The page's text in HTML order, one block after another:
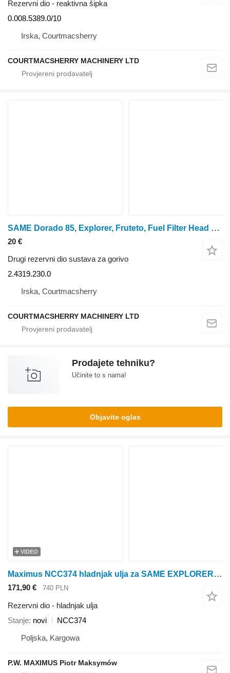
Rezervni dio - reaktivna šipka
0.008.5389.0/10
Irska, Courtmacsherry
COURTMACSHERRY MACHINERY LTD
SAME Dorado 85, Explorer, Fruteto, Fuel Filter Head 2.4319.230.0 za Dorado 85 traktora na kotačima
20 €
Drugi rezervni dio sustava za gorivo
2.4319.230.0
Irska, Courtmacsherry
COURTMACSHERRY MACHINERY LTD
Prodajete tehniku?
Učinite to s nama!
Objavite oglas
VIDEO
Maximus NCC374 hladnjak ulja za SAME EXPLORER traktora na kotačima
171,90 € 740 PLN
Rezervni dio - hladnjak ulja
Stanje novi
NCC374
Poljska, Kargowa
P.W. MAXIMUS Piotr Maksymów